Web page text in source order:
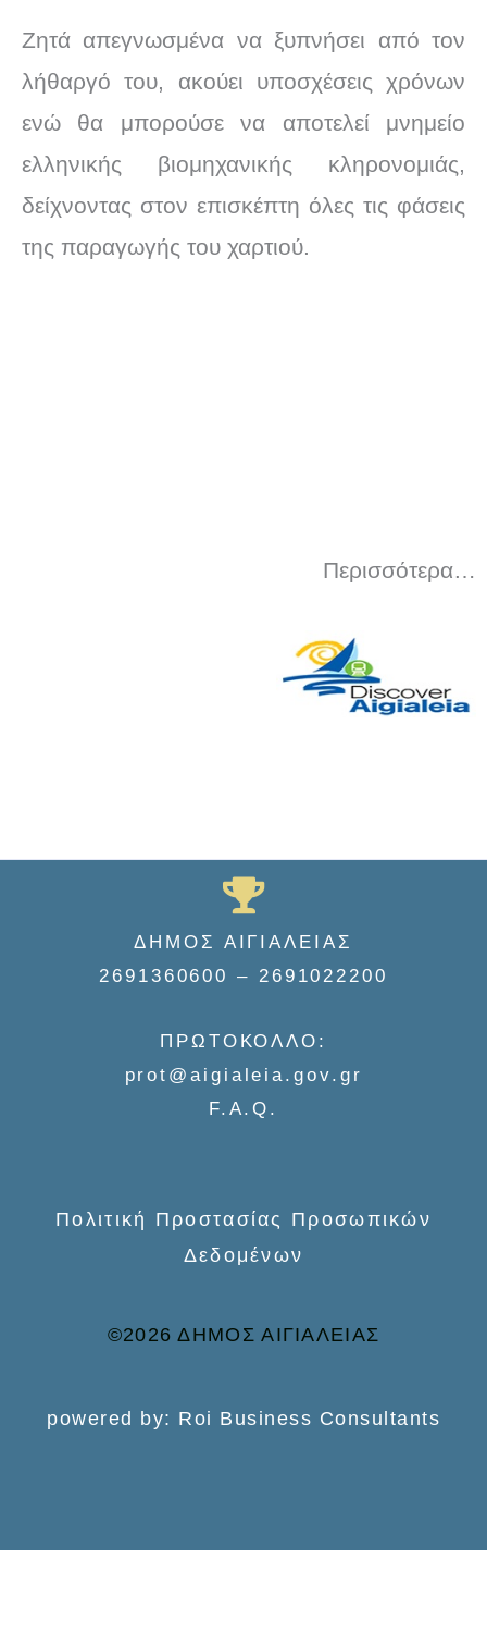
Ζητά απεγνωσμένα να ξυπνήσει από τον
λήθαργό του, ακούει υποσχέσεις χρόνων
ενώ θα μπορούσε να αποτελεί μνημείο
ελληνικής βιομηχανικής κληρονομιάς,
δείχνοντας στον επισκέπτη όλες τις φάσεις
της παραγωγής του χαρτιού.
Περισσότερα…
ΔΗΜΟΣ ΑΙΓΙΑΛΕΙΑΣ
2691360600 – 2691022200
ΠΡΩΤΟΚΟΛΛΟ:
prot@aigialeia.gov.gr
F.A.Q.
Πολιτική Προστασίας Προσωπικών
Δεδομένων
©2026 ΔΗΜΟΣ ΑΙΓΙΑΛΕΙΑΣ
powered by: Roi Business Consultants